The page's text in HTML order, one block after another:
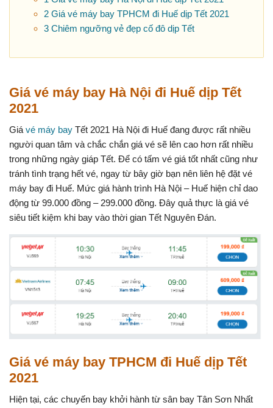
2 Giá vé máy bay TPHCM đi Huế dịp Tết 2021
3 Chiêm ngưỡng vẻ đẹp cố đô dịp Tết
Giá vé máy bay Hà Nội đi Huế dịp Tết
2021
Giá vé máy bay Tết 2021 Hà Nội đi Huế đang được rất nhiều
người quan tâm và chắc chắn giá vé sẽ lên cao hơn rất nhiều
trong những ngày giáp Tết. Để có tấm vé giá tốt nhất cũng như
tránh tình trạng hết vé, ngay từ bây giờ bạn nên liên hệ đặt vé
máy bay đi Huế. Mức giá hành trình Hà Nội – Huế hiện chỉ dao
động từ 99.000 đồng – 299.000 đồng. Đây quả thực là giá vé
siêu tiết kiệm khi bay vào thời gian Tết Nguyên Đán.
Giá vé máy bay TPHCM đi Huế dịp Tết
2021
Hiện tại, các chuyến bay khởi hành từ sân bay Tân Sơn Nhất